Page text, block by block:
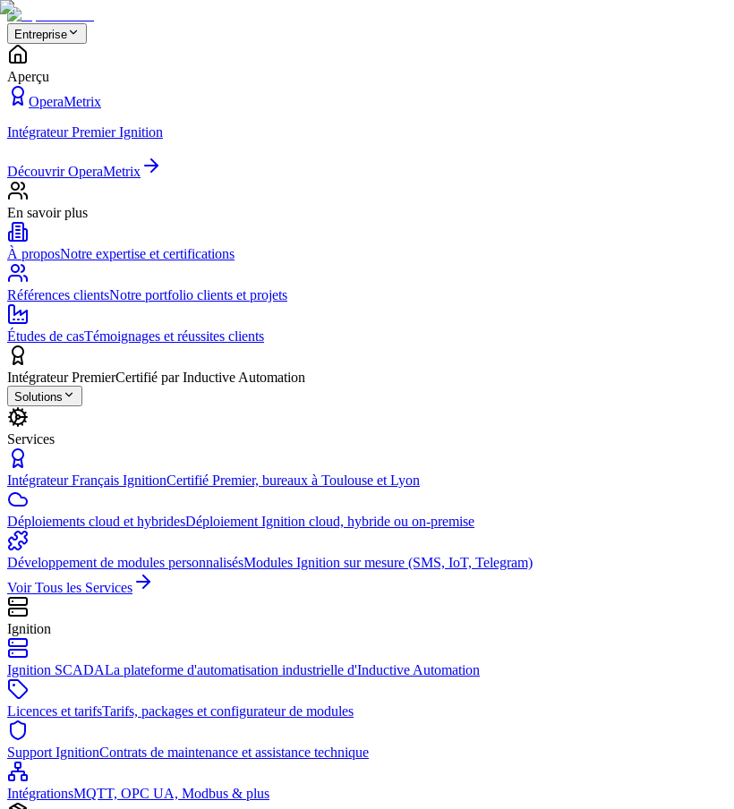
Entreprise
Aperçu
OperaMetrix
Intégrateur Premier Ignition
Découvrir OperaMetrix
En savoir plus
À proposNotre expertise et certifications
Références clientsNotre portfolio clients et projets
Études de casTémoignages et réussites clients
Intégrateur PremierCertifié par Inductive Automation
Solutions
Services
Intégrateur Français IgnitionCertifié Premier, bureaux à Toulouse et Lyon
Déploiements cloud et hybridesDéploiement Ignition cloud, hybride ou on-premise
Développement de modules personnalisésModules Ignition sur mesure (SMS, IoT, Telegram)
Voir Tous les Services
Ignition
Ignition SCADALa plateforme d'automatisation industrielle d'Inductive Automation
Licences et tarifsTarifs, packages et configurateur de modules
Support IgnitionContrats de maintenance et assistance technique
IntégrationsMQTT, OPC UA, Modbus & plus